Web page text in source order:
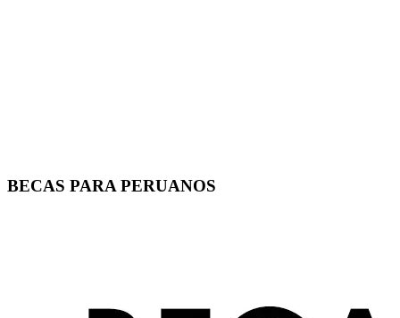
BECAS PARA PERUANOS